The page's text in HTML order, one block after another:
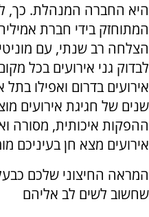
היא החברה המנהלת. כך,
המתוחזק בידי חברת
הצלחה רב שנתי, עם
לבדוק גני אירועים בכל
אירועים בדרום ואפילו
שנים של חגיגת אירועים
ההפקות איכותית, מסורה
אירועים מצא חן בעיניכם
המראה החיצוני שלכם
שחשוב לשים לב אליהם